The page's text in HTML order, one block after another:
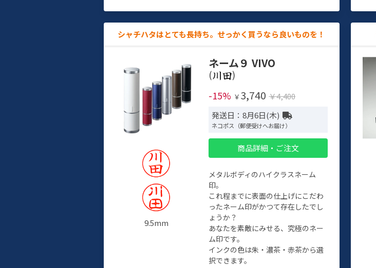
シャチハタはとても長持ち。せっかく買うなら良いものを！
9.5mm
ネーム９ VIVO
(
)
-15% ￥ 3,740 ￥4,400
発送日：8月6日(木)
ネコポス（郵便受けへお届け）
商品詳細・ご注文
メタルボディのハイクラスネーム
印。
これ程までに表面の仕上げにこだわ
ったネーム印がかつて存在したでし
ょうか？
あなたを素敵にみせる、究極のネー
ム印です。
インクの色は朱・濃茶・赤茶から選
択できます。